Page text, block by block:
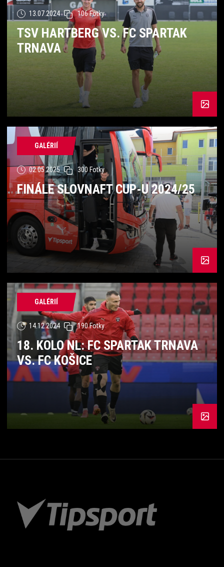
13.07.2024 106 Fotky
TSV HARTBERG VS. FC SPARTAK
TRNAVA
GALÉRIÍ
02.05.2025 300 Fotky
FINÁLE SLOVNAFT CUP-U 2024/25
GALÉRIÍ
14.12.2024 190 Fotky
18. KOLO NL: FC SPARTAK TRNAVA
VS. FC KOŠICE